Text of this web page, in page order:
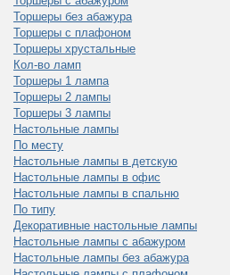
Торшеры без абажура
Торшеры с плафоном
Торшеры хрустальные
Кол-во ламп
Торшеры 1 лампа
Торшеры 2 лампы
Торшеры 3 лампы
Настольные лампы
По месту
Настольные лампы в детскую
Настольные лампы в офис
Настольные лампы в спальню
По типу
Декоративные настольные лампы
Настольные лампы с абажуром
Настольные лампы без абажура